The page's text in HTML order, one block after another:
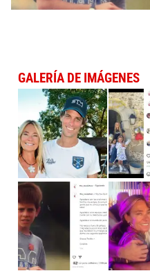
GALERÍA DE IMÁGENES